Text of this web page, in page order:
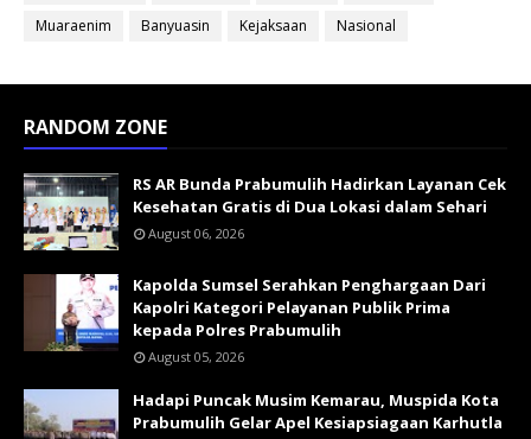
Muaraenim
Banyuasin Kejaksaan Nasional
RANDOM ZONE
RS AR Bunda Prabumulih Hadirkan Layanan Cek
Kesehatan Gratis di Dua Lokasi dalam Sehari
August 06, 2026
Kapolda Sumsel Serahkan Penghargaan Dari
Kapolri Kategori Pelayanan Publik Prima
kepada Polres Prabumulih
August 05, 2026
Hadapi Puncak Musim Kemarau, Muspida Kota
Prabumulih Gelar Apel Kesiapsiagaan Karhutla